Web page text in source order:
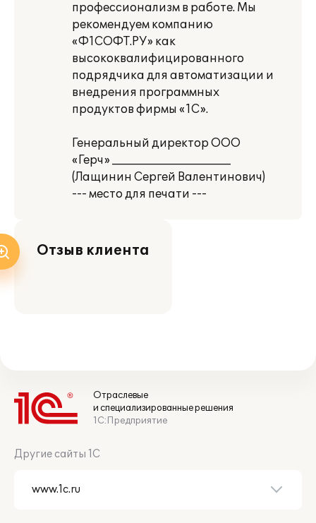
профессионализм в работе. Мы
рекомендуем компанию
«Ф1СОФТ.РУ» как
высококвалифицированного
подрядчика для автоматизации и
внедрения программных
продуктов фирмы «1С».
Генеральный директор ООО
«Герч» _____________________
(Лащинин Сергей Валентинович)
--- место для печати ---
Отзыв клиента
Отраслевые
и специализированные решения
1С:Предприятие
Другие сайты 1С